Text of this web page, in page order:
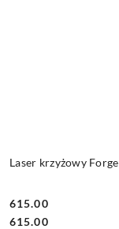
Laser krzyżowy
Cena:
615.00
Cena:
615.00